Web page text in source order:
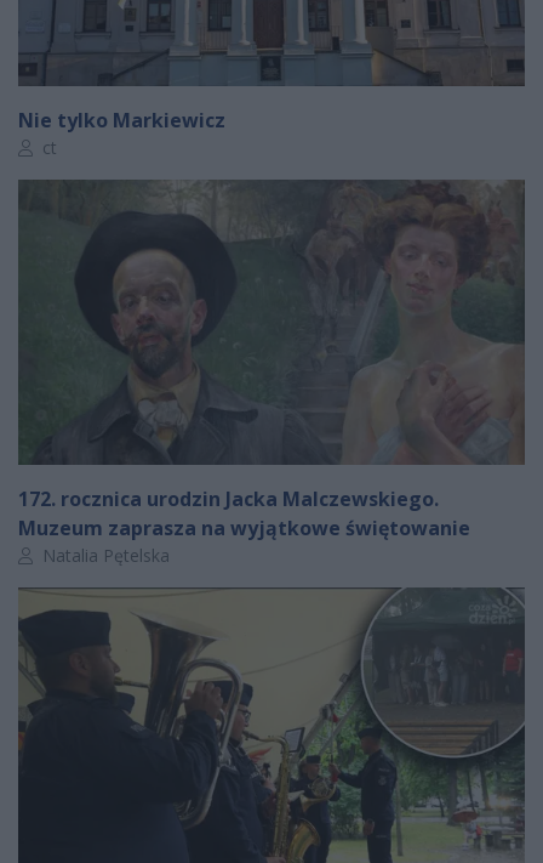
Nie tylko Markiewicz
Autor artykułu:
ct
172. rocznica urodzin Jacka Malczewskiego.
Muzeum zaprasza na wyjątkowe świętowanie
Autor artykułu:
Natalia Pętelska